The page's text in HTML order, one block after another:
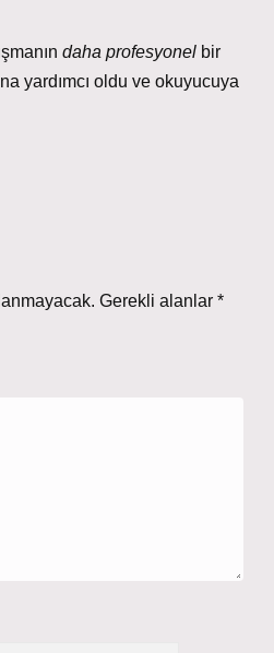
daha profesyonel bir
yardımcı oldu ve okuyucuya
Gerekli alanlar *